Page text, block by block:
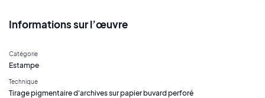
Informations sur l’œuvre
Catégorie
Estampe
Technique
Tirage pigmentaire d'archives sur papier buvard perforé